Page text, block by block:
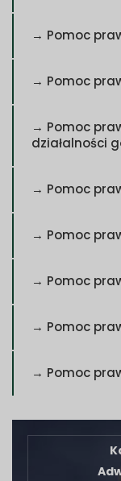
→ Pomoc
→ Pomoc
→ Pomoc
działalności
→ Pomoc
→ Pomoc
→ Pomoc
→ Pomoc
→ Pomoc